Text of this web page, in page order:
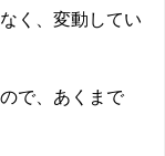
く、変動してい
で、あくまで